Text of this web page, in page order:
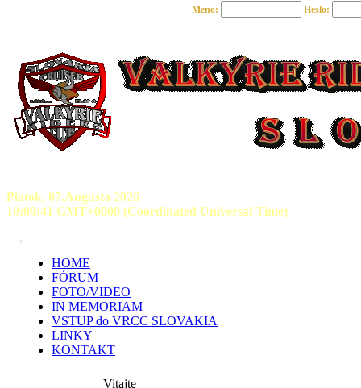
Meno: Heslo:
Piatok, 07.Augusta 2026
10:09:42 GMT+0000 (Coordinated Universal Time)
HOME
FÓRUM
FOTO/VIDEO
IN MEMORIAM
VSTUP do VRCC SLOVAKIA
LINKY
KONTAKT
Vitajte